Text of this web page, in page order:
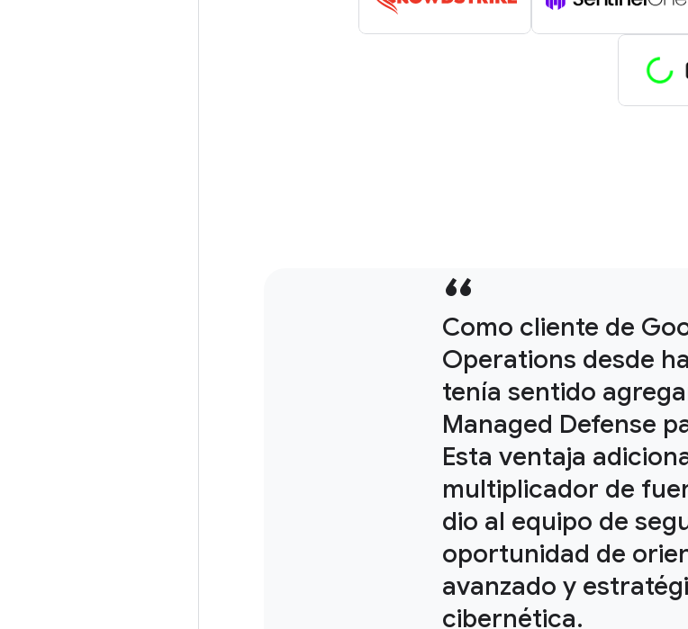
Como cliente de
Operations desde
tenía sentido
Managed Defense
Esta ventaja
multiplicador de
dio al equipo de
oportunidad de
avanzado y
cibernética.